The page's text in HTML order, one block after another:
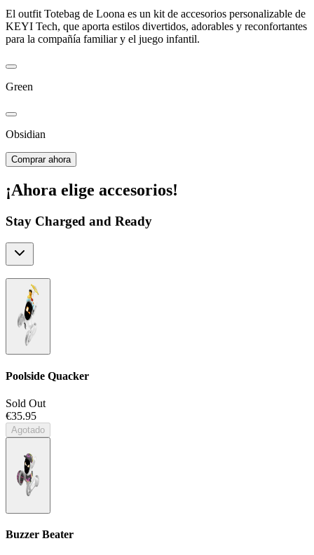
El outfit Totebag de Loona es un kit de accesorios personalizable de
KEYI Tech, que aporta estilos divertidos, adorables y reconfortantes
para la compañía familiar y el juego infantil.
Green
Obsidian
Comprar ahora
¡Ahora elige accesorios!
Stay Charged and Ready
Poolside Quacker
Sold Out
€35.95
Agotado
Buzzer Beater